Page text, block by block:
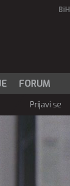
BiH
FORUM
Prijavi se